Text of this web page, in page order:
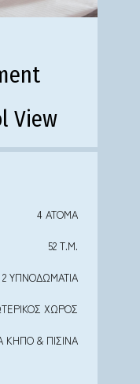
View
4 ΑΤΟΜΑ
52 Τ.Μ.
2 ΥΠΝΟΔΩΜΑΤΙΑ
ΧΩΡΟΣ
ΚΗΠΟ & ΠΙΣΙΝΑ